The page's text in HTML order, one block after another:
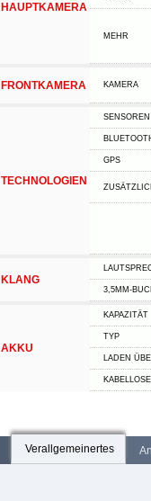
HAUPTKAMERA
MEHR
FRONTKAMERA KAMERA
TECHNOLOGIEN
SENSOREN
GPS
KLANG
3,5MM-
AKKU
KAPAZITÄT
TYP
LADEN
Verallgemeinertes